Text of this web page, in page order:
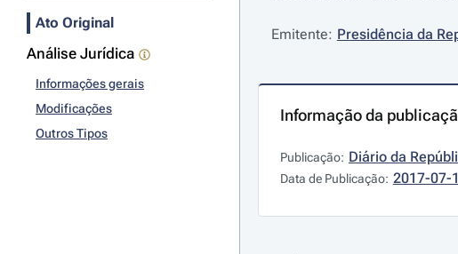
Ato Original
Análise Jurídica
Informações gerais
Modificações
Outros Tipos
Emitente: Presidência da
Informação da
Publicação: Diário da
Data de Publicação: 2017-07-